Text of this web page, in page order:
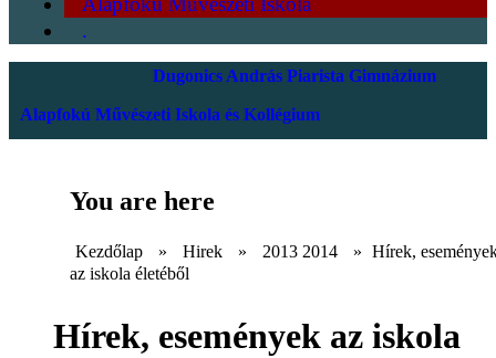
.
Dugonics András Piarista Gimnázium
Alapfokú Művészeti Iskola és Kollégium
You are here
Kezdőlap » Hirek » 2013 2014 » Hírek,
az iskola életéből
Hírek, események az iskola